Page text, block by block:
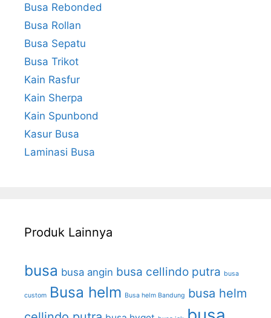
Busa Rebonded
Busa Rollan
Busa Sepatu
Busa Trikot
Kain Rasfur
Kain Sherpa
Kain Spunbond
Kasur Busa
Laminasi Busa
Produk Lainnya
busa busa angin busa cellindo putra busa
custom Busa helm Busa helm Bandung busa helm